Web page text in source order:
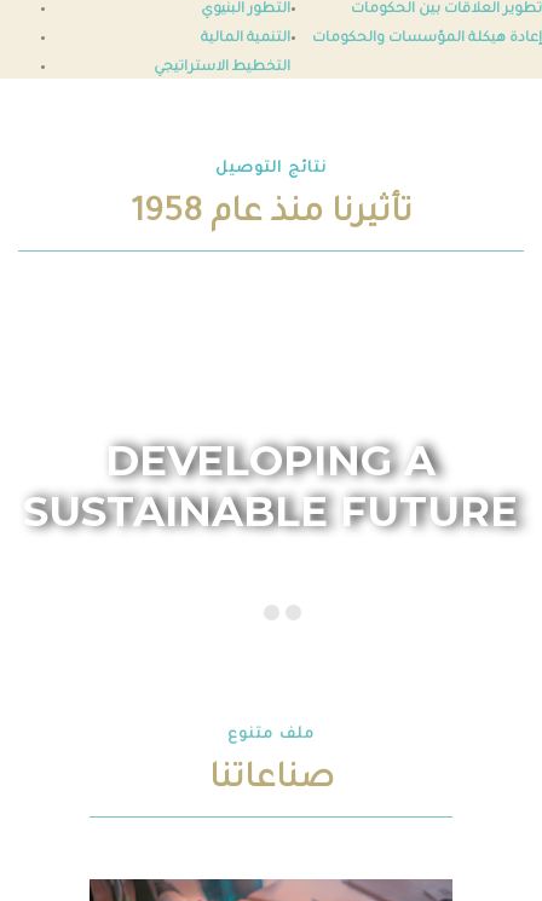
التطور البنيوي
التنمية المالية
التخطيط الاستراتيجي
تطوير العلاقات بين الحكومات
إعادة هيكلة المؤسسات والحكومات
نتائج التوصيل
تأثيرنا منذ عام 1958
DEVELOPING A
SUSTAINABLE FUTURE
ملف متنوع
صناعاتنا